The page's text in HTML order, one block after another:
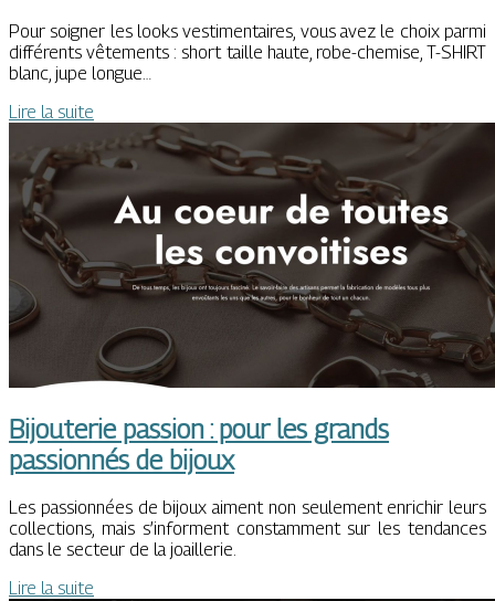
Pour soigner les looks vestimentaires, vous avez le choix parmi
différents vêtements : short taille haute, robe-chemise, T-SHIRT
blanc, jupe longue…
Lire la suite
Bijouterie passion : pour les grands
passionnés de bijoux
Les passionnées de bijoux aiment non seulement enrichir leurs
collections, mais s’informent constamment sur les tendances
dans le secteur de la joaillerie.
Lire la suite